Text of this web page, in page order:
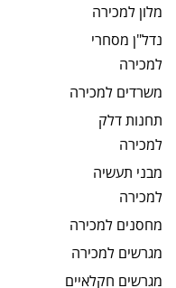
מלון למכירה
נדל"ן מסחרי
למכירה
משרדים למכירה
תחנות דלק
למכירה
מבני תעשיה
למכירה
מחסנים למכירה
מגרשים למכירה
מגרשים חקלאיים